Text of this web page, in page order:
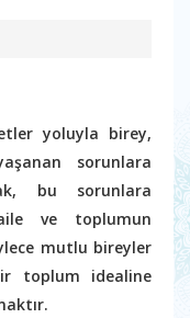
yoluyla birey,
sorunlara
bu sorunlara
ve toplumun
mutlu bireyler
toplum idealine